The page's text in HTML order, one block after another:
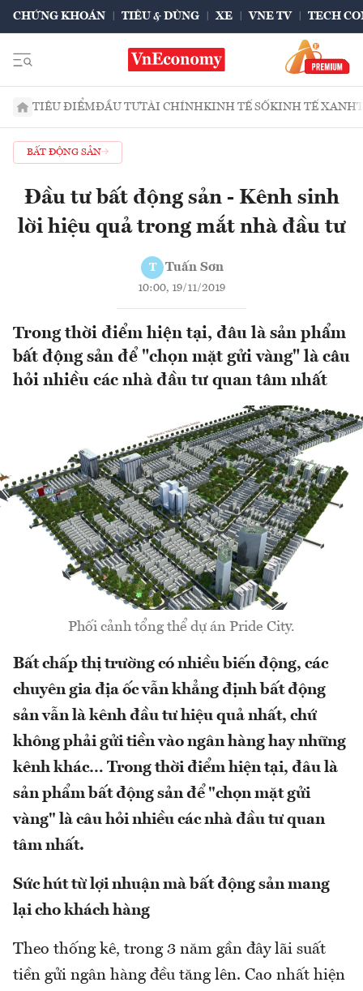
CHỨNG KHOÁN TIÊU & DÙNG XE VNE TV TECH
TIÊU ĐIỂMĐẦU TƯTÀI CHÍNHKINH TẾ SỐKINH TẾ XANH
BẤT ĐỘNG SẢN
Đầu tư bất động sản - Kênh sinh
lời hiệu quả trong mắt nhà đầu tư
T Tuấn Sơn
10:00, 19/11/2019
Trong thời điểm hiện tại, đâu là sản phẩm
bất động sản để "chọn mặt gửi vàng" là câu
hỏi nhiều các nhà đầu tư quan tâm nhất
Phối cảnh tổng thể dự án Pride City.
Bất chấp thị trường có nhiều biến động, các
chuyên gia địa ốc vẫn khẳng định bất động
sản vẫn là kênh đầu tư hiệu quả nhất, chứ
không phải gửi tiền vào ngân hàng hay những
kênh khác… Trong thời điểm hiện tại, đâu là
sản phẩm bất động sản để "chọn mặt gửi
vàng" là câu hỏi nhiều các nhà đầu tư quan
tâm nhất.
Sức hút từ lợi nhuận mà bất động sản mang
lại cho khách hàng
Theo thống kê, trong 3 năm gần đây lãi suất
tiền gửi ngân hàng đều tăng lên. Cao nhất hiện